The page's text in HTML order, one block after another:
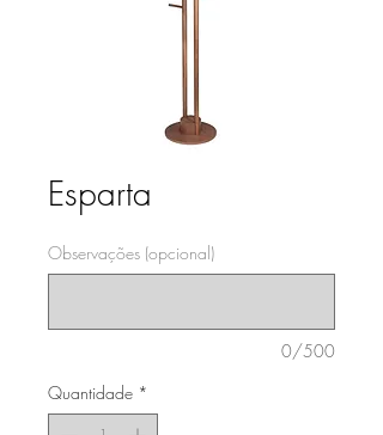
Esparta
Observações (opcional)
0/500
Quantidade *